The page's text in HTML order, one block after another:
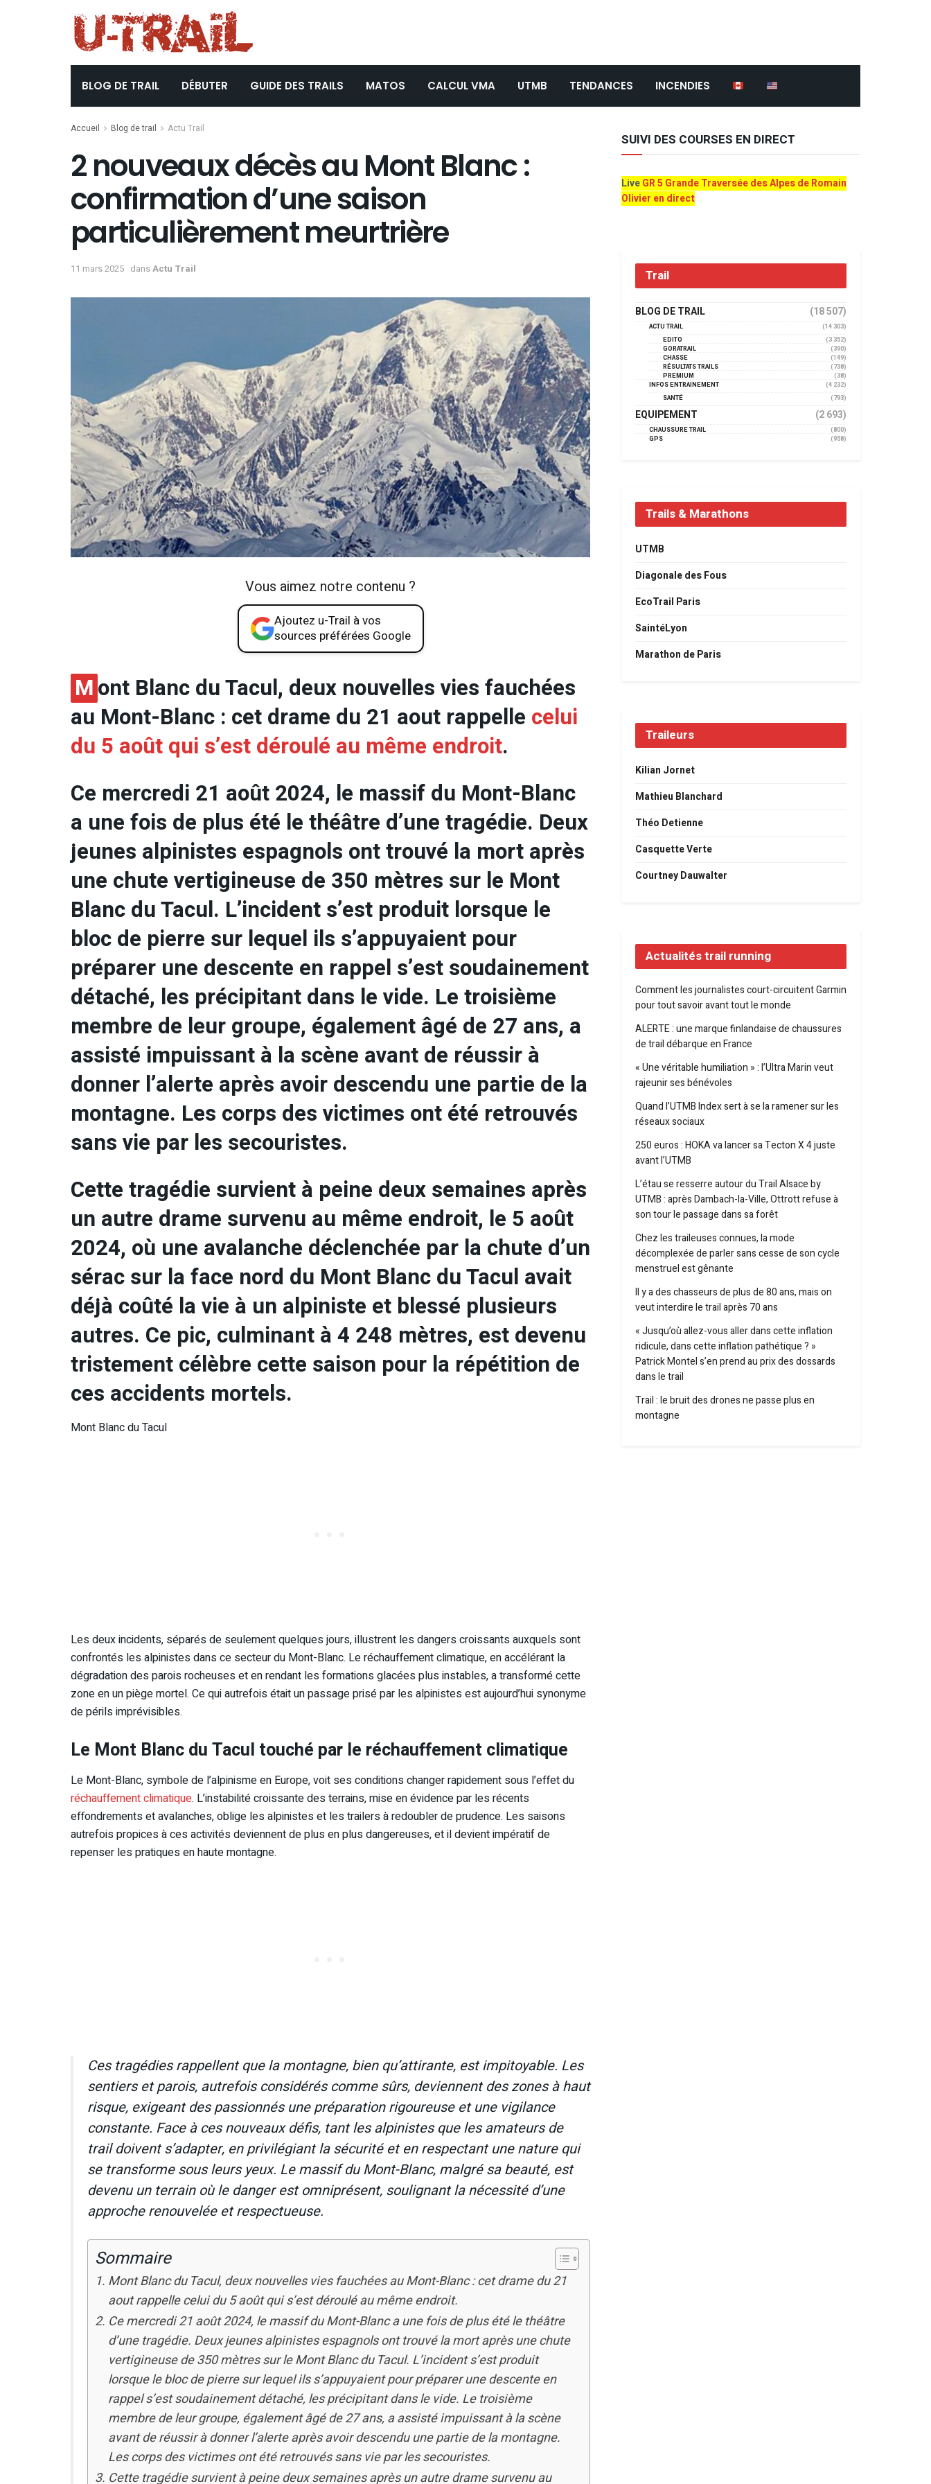
BLOG DE TRAIL DÉBUTER GUIDE DES TRAILS MATOS CALCUL VMA UTMB TENDANCES INCENDIES
Accueil Blog de trail Actu Trail
2 nouveaux décès au Mont Blanc :
confirmation d’une saison
particulièrement meurtrière
11 mars 2025 dansActu Trail
Vous aimez notre contenu ?
Ajoutez u-Trail à vos
sources préférées Google
Mont Blanc du Tacul, deux nouvelles vies fauchées
au Mont-Blanc : cet drame du 21 aout rappelle celui
du 5 août qui s’est déroulé au même endroit.
Ce mercredi 21 août 2024, le massif du Mont-Blanc
a une fois de plus été le théâtre d’une tragédie. Deux
jeunes alpinistes espagnols ont trouvé la mort après
une chute vertigineuse de 350 mètres sur le Mont
Blanc du Tacul. L’incident s’est produit lorsque le
bloc de pierre sur lequel ils s’appuyaient pour
préparer une descente en rappel s’est soudainement
détaché, les précipitant dans le vide. Le troisième
membre de leur groupe, également âgé de 27 ans, a
assisté impuissant à la scène avant de réussir à
donner l’alerte après avoir descendu une partie de la
montagne. Les corps des victimes ont été retrouvés
sans vie par les secouristes.
Cette tragédie survient à peine deux semaines après
un autre drame survenu au même endroit, le 5 août
2024, où une avalanche déclenchée par la chute d’un
sérac sur la face nord du Mont Blanc du Tacul avait
déjà coûté la vie à un alpiniste et blessé plusieurs
autres. Ce pic, culminant à 4 248 mètres, est devenu
tristement célèbre cette saison pour la répétition de
ces accidents mortels.
Mont Blanc du Tacul
Les deux incidents, séparés de seulement quelques jours, illustrent les dangers croissants auxquels sont
confrontés les alpinistes dans ce secteur du Mont-Blanc. Le réchauffement climatique, en accélérant la
dégradation des parois rocheuses et en rendant les formations glacées plus instables, a transformé cette
zone en un piège mortel. Ce qui autrefois était un passage prisé par les alpinistes est aujourd’hui synonyme
de périls imprévisibles.
Le Mont Blanc du Tacul touché par le réchauffement climatique
Le Mont-Blanc, symbole de l’alpinisme en Europe, voit ses conditions changer rapidement sous l’effet du
réchauffement climatique. L’instabilité croissante des terrains, mise en évidence par les récents
effondrements et avalanches, oblige les alpinistes et les trailers à redoubler de prudence. Les saisons
autrefois propices à ces activités deviennent de plus en plus dangereuses, et il devient impératif de
repenser les pratiques en haute montagne.
Ces tragédies rappellent que la montagne, bien qu’attirante, est impitoyable. Les
sentiers et parois, autrefois considérés comme sûrs, deviennent des zones à haut
risque, exigeant des passionnés une préparation rigoureuse et une vigilance
constante. Face à ces nouveaux défis, tant les alpinistes que les amateurs de
trail doivent s’adapter, en privilégiant la sécurité et en respectant une nature qui
se transforme sous leurs yeux. Le massif du Mont-Blanc, malgré sa beauté, est
devenu un terrain où le danger est omniprésent, soulignant la nécessité d’une
approche renouvelée et respectueuse.
Sommaire
Mont Blanc du Tacul, deux nouvelles vies fauchées au Mont-Blanc : cet drame du 21
aout rappelle celui du 5 août qui s’est déroulé au même endroit.
Ce mercredi 21 août 2024, le massif du Mont-Blanc a une fois de plus été le théâtre
d’une tragédie. Deux jeunes alpinistes espagnols ont trouvé la mort après une chute
vertigineuse de 350 mètres sur le Mont Blanc du Tacul. L’incident s’est produit
lorsque le bloc de pierre sur lequel ils s’appuyaient pour préparer une descente en
rappel s’est soudainement détaché, les précipitant dans le vide. Le troisième
membre de leur groupe, également âgé de 27 ans, a assisté impuissant à la scène
avant de réussir à donner l’alerte après avoir descendu une partie de la montagne.
Les corps des victimes ont été retrouvés sans vie par les secouristes.
Cette tragédie survient à peine deux semaines après un autre drame survenu au
SUIVI DES COURSES EN DIRECT
LiveGR 5 Grande Traversée des Alpes de Romain
Olivier en direct
Trail
BLOG DE TRAIL (18 507)
ACTU TRAIL
(14 303)
EDITO
(3 352)
GORATRAIL
(390)
CHASSE
(149)
RÉSULTATS TRAILS
(738)
PREMIUM
(38)
INFOS ENTRAINEMENT
(4 232)
SANTÉ
(793)
EQUIPEMENT (2 693)
CHAUSSURE TRAIL
(800)
GPS
(958)
Trails & Marathons
UTMB
Diagonale des Fous
EcoTrail Paris
SaintéLyon
Marathon de Paris
Traileurs
Kilian Jornet
Mathieu Blanchard
Théo Detienne
Casquette Verte
Courtney Dauwalter
Actualités trail running
Comment les journalistes court-circuitent Garmin
pour tout savoir avant tout le monde
ALERTE : une marque finlandaise de chaussures
de trail débarque en France
« Une véritable humiliation » : l’Ultra Marin veut
rajeunir ses bénévoles
Quand l’UTMB Index sert à se la ramener sur les
réseaux sociaux
250 euros : HOKA va lancer sa Tecton X 4 juste
avant l’UTMB
L’étau se resserre autour du Trail Alsace by
UTMB : après Dambach-la-Ville, Ottrott refuse à
son tour le passage dans sa forêt
Chez les traileuses connues, la mode
décomplexée de parler sans cesse de son cycle
menstruel est gênante
Il y a des chasseurs de plus de 80 ans, mais on
veut interdire le trail après 70 ans
« Jusqu’où allez-vous aller dans cette inflation
ridicule, dans cette inflation pathétique ? »
Patrick Montel s’en prend au prix des dossards
dans le trail
Trail : le bruit des drones ne passe plus en
montagne